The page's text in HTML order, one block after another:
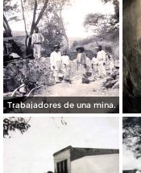
Trabajadores de una mina.